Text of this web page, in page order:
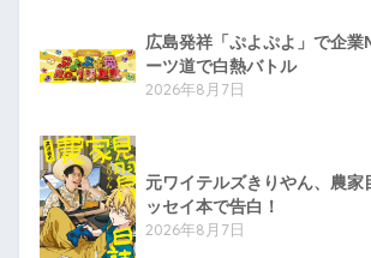
広島発祥「ぷよぷよ」で企
ーツ道で白熱バトル
2026年8月7日
元ワイテルズきりやん、農家
ッセイ本で告白！
2026年8月7日